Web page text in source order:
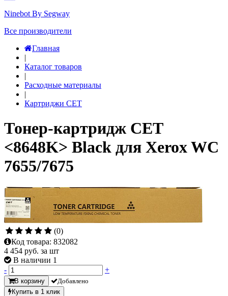
Ninebot By Segway
Все производители
Главная
|
Каталог товаров
|
Расходные материалы
|
Картриджи CET
Тонер-картридж CET
<8648K> Black для Xerox WC
7655/7675
(0)
Код товара: 832082
4 454 руб. за шт
В наличии 1
-
+
В корзину
Добавлено
Купить в 1 клик